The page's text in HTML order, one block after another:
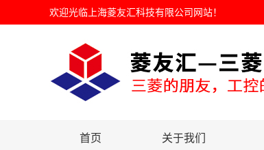
欢迎光临 上海菱友汇科技有限公司网站！
首页 关于我们